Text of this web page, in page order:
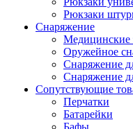
Рюкзаки
Снаряжение
Медицинские
Оружейное
Снаряжение
Снаряжение
Сопутствующие
Перчатки
Батарейки
Бафы